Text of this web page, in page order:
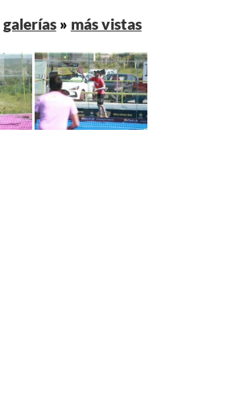
galerías» más vistas